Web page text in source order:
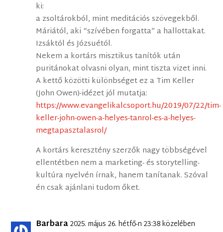
ki:
a zsoltárokból, mint meditációs szövegekből.
Máriától, aki “szívében forgatta” a hallottakat.
Izsáktól és Józsuétól.
Nekem a kortárs misztikus tanítók után
puritánokat olvasni olyan, mint tiszta vizet inni.
A kettő közötti különbséget ez a Tim Keller
(John Owen)-idézet jól mutatja:
https://www.evangelikalcsoport.hu/2019/07/22/tim-
keller-john-owen-a-helyes-tanrol-es-a-helyes-
megtapasztalasrol/
A kortárs keresztény szerzők nagy többségével
ellentétben nem a marketing- és storytelling-
kultúra nyelvén írnak, hanem tanítanak. Szóval
én csak ajánlani tudom őket.
Barbara2025. május 26. hétfő-n 23:38 közelében